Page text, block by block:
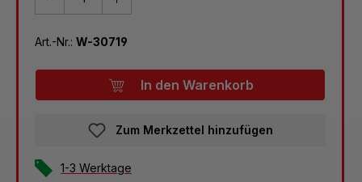
Art.-Nr.: W-30719
In den Warenkorb
Zum Merkzettel hinzufügen
1-3 Werktage